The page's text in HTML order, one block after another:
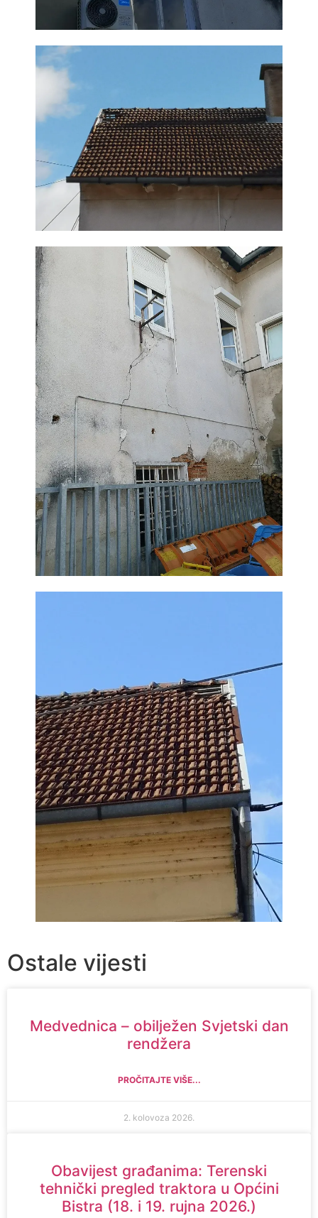
Ostale vijesti
Medvednica – obilježen Svjetski dan
rendžera
PROČITAJTE VIŠE...
2. kolovoza 2026.
Obavijest građanima: Terenski
tehnički pregled traktora u Općini
Bistra (18. i 19. rujna 2026.)